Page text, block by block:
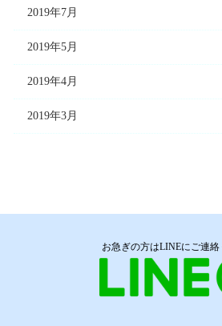
2019年7月
2019年5月
2019年4月
2019年3月
お急ぎの方はLINEにご連絡